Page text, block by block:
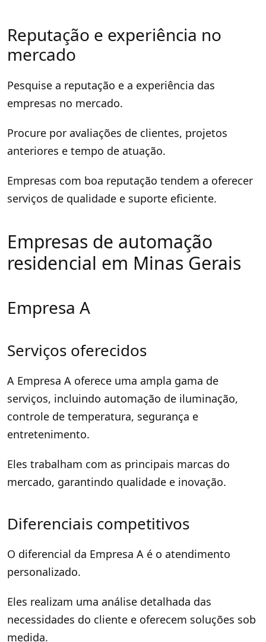
Reputação e experiência no
mercado
Pesquise a reputação e a experiência das
empresas no mercado.
Procure por avaliações de clientes, projetos
anteriores e tempo de atuação.
Empresas com boa reputação tendem a oferecer
serviços de qualidade e suporte eficiente.
Empresas de automação
residencial em Minas Gerais
Empresa A
Serviços oferecidos
A Empresa A oferece uma ampla gama de
serviços, incluindo automação de iluminação,
controle de temperatura, segurança e
entretenimento.
Eles trabalham com as principais marcas do
mercado, garantindo qualidade e inovação.
Diferenciais competitivos
O diferencial da Empresa A é o atendimento
personalizado.
Eles realizam uma análise detalhada das
necessidades do cliente e oferecem soluções sob
medida.